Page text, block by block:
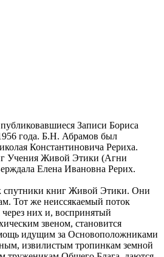
Записи Бориса
года. Б.Н. Абрамов был
Константиновича Рериха.
Учения Живой Этики (Агни
Елена Ивановна Рерих.
спутники книг Живой Этики. Они
Тот же неиссякаемый поток
них и, воспринятый
звеном, становится
идущим за Основоположниками
извилистым тропинкам земной